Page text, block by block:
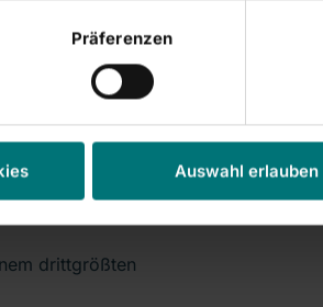
Präferenzen
Auswahl erlauben
APP Pharmaceuticals
im Konzern soll auch
werden, erklärte
in Deutschland erwartet
drittgrößten